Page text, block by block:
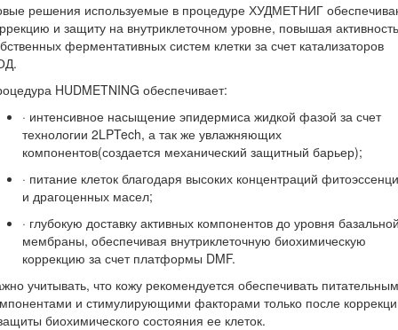
решения используемые в процедуре ХУДМЕТНИГ
и защиту на внутриклеточном уровне, повышая активность
ферментативных систем клетки за счет катализаторов
HUDMETNING обеспечивает:
· интенсивное насыщение эпидермиса жидкой фазой за счет
технологии 2LPTech, а так же увлажняющих
компонентов(создается механический защитный барьер);
· питание клеток благодаря высоких концентраций
и драгоценных масел;
· глубокую доставку активных компонентов до уровня
мембраны, обеспечивая внутриклеточную биохимическую
коррекцию за счет платформы DMF.
учитывать, что кожу рекомендуется обеспечивать
и стимулирующими факторами только после
биохимического состояния ее клеток.